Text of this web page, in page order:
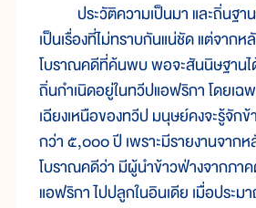
ประวัติความเป็นมา และถิ่นฐาน
เป็นเรื่องที่ไม่ทราบกันแน่ชัด แต่จากห
โบราณคดีที่ค้นพบ พอจะสันนิษฐานไ
ถิ่นกำเนิดอยู่ในทวีปแอฟริกา โดยเฉ
เฉียงเหนือของทวีป มนุษย์คงจะรู้จัก
กว่า ๕,๐๐๐ ปี เพราะมีรายงานจาก
โบราณคดีว่า มีผู้นำข้าวฟ่างจากภา
แอฟริกา ไปปลูกในอินเดีย เมื่อปร